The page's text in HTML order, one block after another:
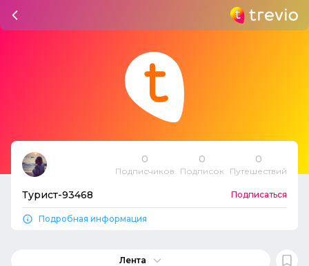
0
Подписчиков
0
Подписок
0
Путешествий
Турист-93468 Подписаться
Подробная информация
Лента